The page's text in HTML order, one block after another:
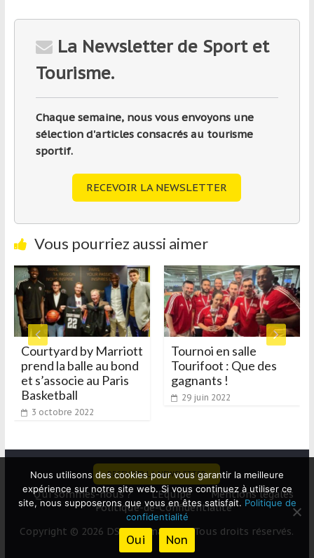
La Newsletter de Sport et
Tourisme.
Chaque semaine, nous vous envoyons une
sélection d'articles consacrés au tourisme
sportif.
RECEVOIR LA NEWSLETTER
Vous pourriez aussi aimer
Courtyard by Marriott
prend la balle au bond
et s’associe au Paris
Basketball
3 octobre 2022
Tournoi en salle
Tourifoot : Que des
gagnants !
29 juin 2022
RECEVOIR LA NEWSLETTER
Qui sommes-nous ? L’Equipe
Mentions légales
Politique-de-Confidentialité
Copyright © 2026 DS Informations. Tous droits réservés.
Nous utilisons des cookies pour vous garantir la meilleure
expérience sur notre site web. Si vous continuez à utiliser ce
site, nous supposerons que vous en êtes satisfait. Politique de
confidentialité
Oui Non